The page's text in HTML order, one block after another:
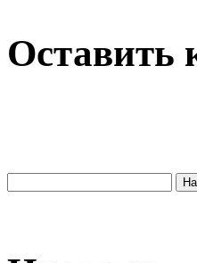
Оставить